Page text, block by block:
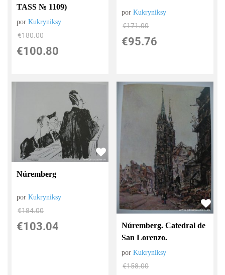
TASS № 1109)
porKukryniksy
€180.00
€100.80
porKukryniksy
€171.00
€95.76
Núremberg
porKukryniksy
€184.00
€103.04
Núremberg. Catedral de
San Lorenzo.
porKukryniksy
€158.00